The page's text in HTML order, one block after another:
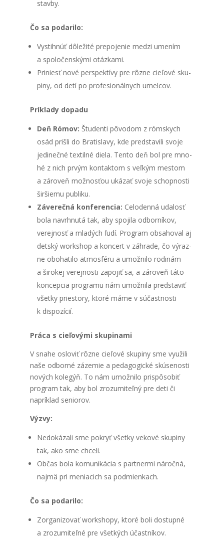
stav­by.
Čo sa poda­ri­lo:
Vysti­hnúť dôle­ži­té pre­po­je­nie medzi ume­ním
a spo­lo­čen­ský­mi otáz­ka­mi.
Pri­niesť nové per­spek­tí­vy pre rôz­ne cie­ľo­vé sku­
pi­ny, od detí po pro­fe­si­onál­nych umel­cov.
Prí­kla­dy dopa­du
Deň Rómov: Štu­den­ti pôvo­dom z róm­skych
osád priš­li do Bra­ti­sla­vy, kde pred­sta­vi­li svo­je
jedi­neč­né tex­til­né die­la. Ten­to deň bol pre mno­
hé z nich prvým kon­tak­tom s veľ­kým mes­tom
a záro­veň mož­nos­ťou uká­zať svo­je schop­nos­ti
šir­šie­mu pub­li­ku.
Záve­reč­ná kon­fe­ren­cia: Celo­den­ná uda­losť
bola navr­hnu­tá tak, aby spo­ji­la odbor­ní­kov,
verej­nosť a mla­dých ľudí. Prog­ram obsa­ho­val aj
det­ský works­hop a kon­cert v záh­ra­de, čo výraz­
ne obo­ha­ti­lo atmo­sfé­ru a umož­ni­lo rodi­nám
a širo­kej verej­nos­ti zapo­jiť sa, a záro­veň táto
kon­cep­cia prog­ra­mu nám umož­ni­la pred­sta­viť
všet­ky pries­to­ry, kto­ré máme v súčast­nos­ti
k dis­po­zí­cií.
Prá­ca s cie­ľo­vý­mi sku­pi­na­mi
V sna­he oslo­viť rôz­ne cie­ľo­vé sku­pi­ny sme využi­li
naše odbor­né záze­mie a peda­go­gic­ké skú­se­nos­ti
nových kole­gýň. To nám umož­ni­lo pris­pô­so­biť
prog­ram tak, aby bol zro­zu­mi­teľ­ný pre deti či
naprí­klad seni­orov.
Výzvy:
Nedo­ká­za­li sme pokryť všet­ky veko­vé sku­pi­ny
tak, ako sme chce­li.
Občas bola komu­ni­ká­cia s par­tner­mi nároč­ná,
naj­mä pri menia­cich sa pod­mien­kach.
Čo sa poda­ri­lo:
Zor­ga­ni­zo­vať works­ho­py, kto­ré boli dostup­né
a zro­zu­mi­teľ­né pre všet­kých účast­ní­kov.